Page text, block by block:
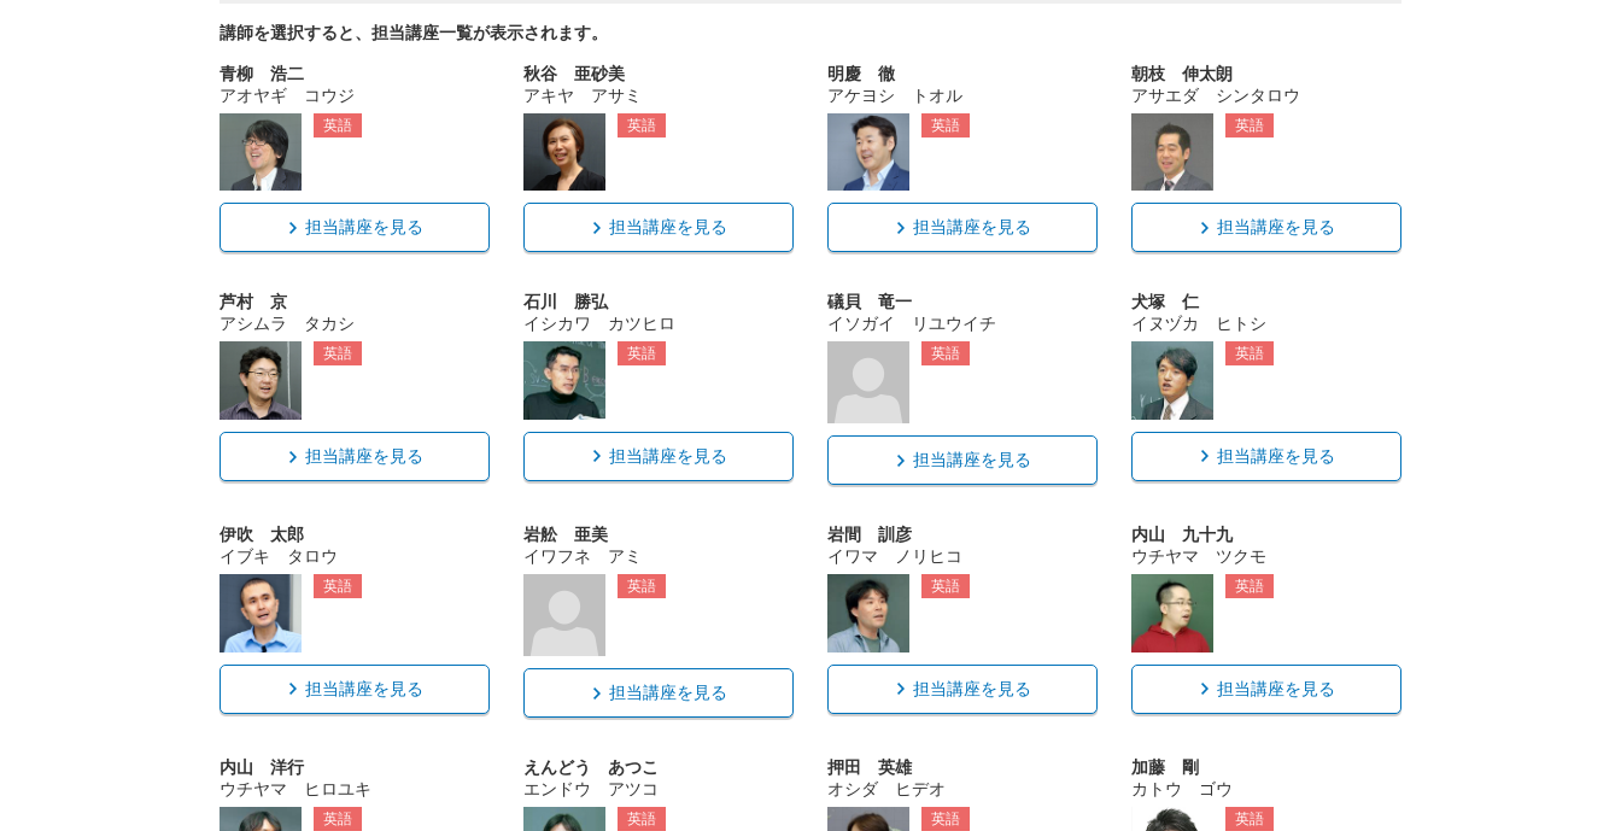
講師を選択すると、担当講座一覧が表示されます。
青柳 浩二
アオヤギ コウジ
英語
担当講座を見る
秋谷 亜砂美
アキヤ アサミ
英語
担当講座を見る
明慶 徹
アケヨシ トオル
英語
担当講座を見る
朝枝 伸太朗
アサエダ シンタロウ
英語
担当講座を見る
芦村 京
アシムラ タカシ
英語
担当講座を見る
石川 勝弘
イシカワ カツヒロ
英語
担当講座を見る
礒貝 竜一
イソガイ リユウイチ
英語
担当講座を見る
犬塚 仁
イヌヅカ ヒトシ
英語
担当講座を見る
伊吹 太郎
イブキ タロウ
英語
担当講座を見る
岩舩 亜美
イワフネ アミ
英語
担当講座を見る
岩間 訓彦
イワマ ノリヒコ
英語
担当講座を見る
内山 九十九
ウチヤマ ツクモ
英語
担当講座を見る
内山 洋行
ウチヤマ ヒロユキ
英語
えんどう あつこ
エンドウ アツコ
英語
押田 英雄
オシダ ヒデオ
英語
加藤 剛
カトウ ゴウ
英語